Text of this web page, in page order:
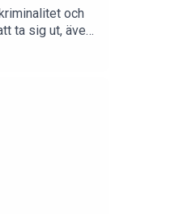
och
ta sig ut, även
utåt. Om
du köpa en